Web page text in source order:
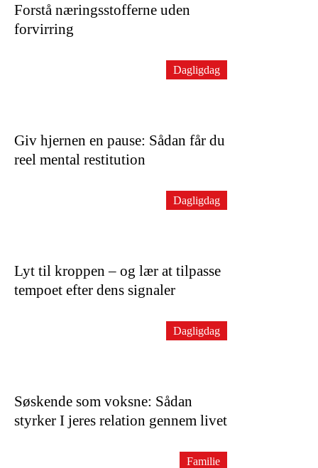
Forstå næringsstofferne uden
forvirring
Giv hjernen en pause: Sådan får du
reel mental restitution
Dagligdag
Lyt til kroppen – og lær at tilpasse
tempoet efter dens signaler
Dagligdag
Søskende som voksne: Sådan
styrker I jeres relation gennem livet
Dagligdag
Familie